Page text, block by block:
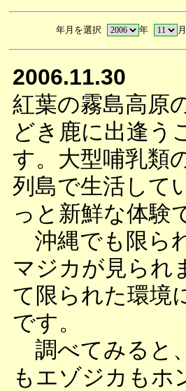
年月を選択 年
2006.11.30
紅葉の霧島高原
どき鹿に出逢う
す。大型哺乳類
列島で生活して
っと新鮮な体験
沖縄でも限ら
マジカが見られ
て限られた環境
です。
調べてみると
もエゾジカもホ